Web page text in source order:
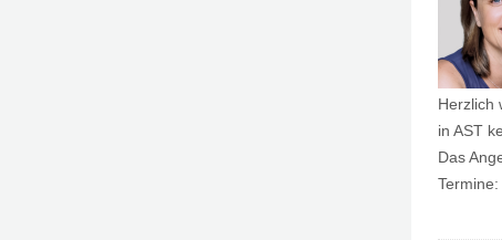
Herzlich
in AST
Das
Termine: